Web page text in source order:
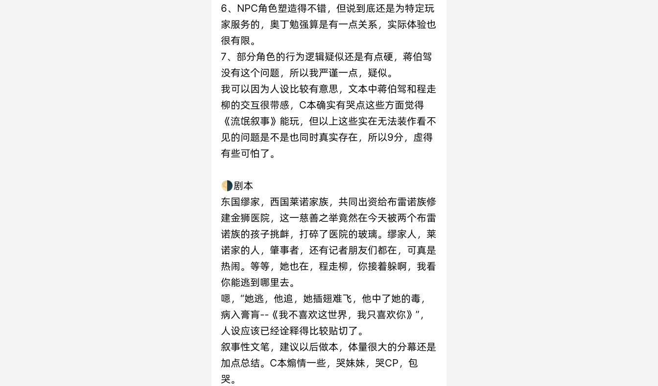
6、NPC角色塑造得不错，但说到底还是为特定玩
家服务的，奥丁勉强算是有一点关系，实际体验也
很有限。
7、部分角色的行为逻辑疑似还是有点硬，蒋伯驾
没有这个问题，所以我严谨一点，疑似。
我可以因为人设比较有意思，文本中蒋伯驾和程走
柳的交互很带感，C本确实有哭点这些方面觉得
《流氓叙事》能玩，但以上这些实在无法装作看不
见的问题是不是也同时真实存在，所以9分，虚得
有些可怕了。
🌗剧本
东国缪家，西国莱诺家族，共同出资给布雷诺族修
建金狮医院，这一慈善之举竟然在今天被两个布雷
诺族的孩子挑衅，打碎了医院的玻璃。缪家人，莱
诺家的人，肇事者，还有记者朋友们都在，可真是
热闹。等等，她也在，程走柳，你接着躲啊，我看
你能逃到哪里去。
嗯，“她逃，他追，她插翅难飞，他中了她的毒，
病入膏肓--《我不喜欢这世界，我只喜欢你》”，
人设应该已经诠释得比较贴切了。
叙事性文笔，建议以后做本，体量很大的分幕还是
加点总结。C本煽情一些，哭妹妹，哭CP，包
哭。